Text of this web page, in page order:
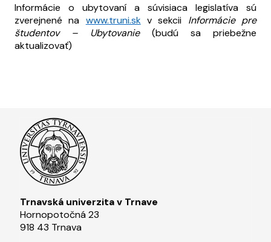
Informácie o ubytovaní a súvisiaca legislatíva sú
zverejnené na www.truni.skv sekcii Informácie pre
študentov – Ubytovanie(budú sa priebežne
aktualizovať)
Trnavská univerzita v Trnave
Hornopotočná 23
918 43 Trnava